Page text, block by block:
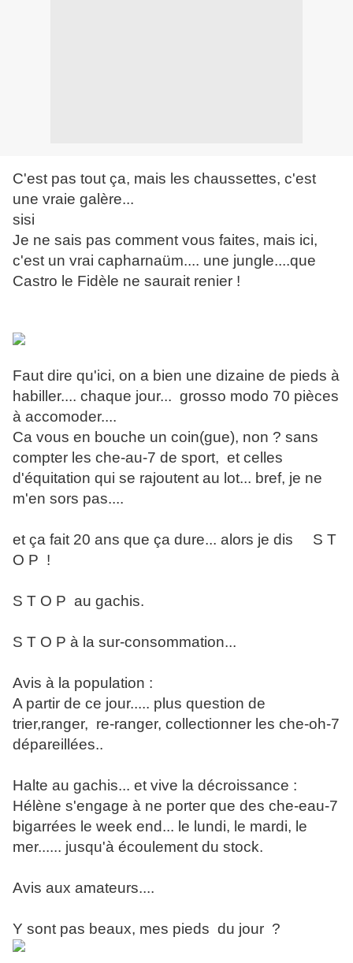
C'est pas tout ça, mais les chaussettes, c'est
une vraie galère...
sisi
Je ne sais pas comment vous faites, mais ici,
c'est un vrai capharnaüm.... une jungle....que
Castro le Fidèle ne saurait renier !
Faut dire qu'ici, on a bien une dizaine de pieds à
habiller.... chaque jour... grosso modo 70 pièces
à accomoder....
Ca vous en bouche un coin(gue), non ? sans
compter les che-au-7 de sport, et celles
d'équitation qui se rajoutent au lot... bref, je ne
m'en sors pas....
et ça fait 20 ans que ça dure... alors je dis S T
O P !
S T O P au gachis.
S T O P à la sur-consommation...
Avis à la population :
A partir de ce jour..... plus question de
trier,ranger, re-ranger, collectionner les che-oh-7
dépareillées..
Halte au gachis... et vive la décroissance :
Hélène s'engage à ne porter que des che-eau-7
bigarrées le week end... le lundi, le mardi, le
mer...... jusqu'à écoulement du stock.
Avis aux amateurs....
Y sont pas beaux, mes pieds du jour ?